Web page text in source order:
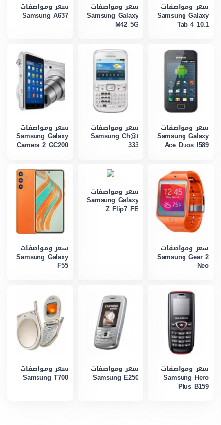
سعر ومواصفات
Samsung Galaxy
Tab 4 10.1
سعر ومواصفات
Samsung Galaxy
M42 5G
سعر ومواصفات
Samsung A637
سعر ومواصفات
Samsung Galaxy
Ace Duos I589
سعر ومواصفات
Samsung Ch@t
333
سعر ومواصفات
Samsung Galaxy
Camera 2 GC200
سعر ومواصفات
Samsung Gear 2
Neo
سعر ومواصفات
Samsung Galaxy
Z Flip7 FE
سعر ومواصفات
Samsung Galaxy
F55
سعر ومواصفات
Samsung Hero
Plus B159
سعر ومواصفات
Samsung E250
سعر ومواصفات
Samsung T700